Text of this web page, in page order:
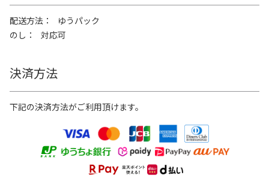
配送方法
ゆうパック
のし
対応可
決済方法
下記の決済方法がご利用頂けます。